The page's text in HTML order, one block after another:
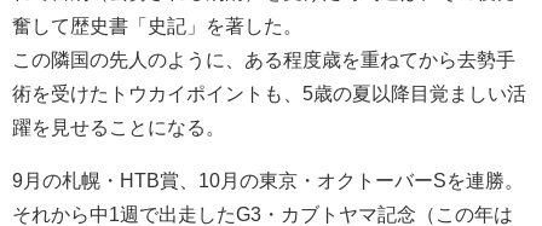
奮して歴史書「史記」を著した。
この隣国の先人のように、ある程度歳を重ねてから去勢手
術を受けたトウカイポイントも、5歳の夏以降目覚ましい活
躍を見せることになる。
9月の札幌・HTB賞、10月の東京・オクトーバーSを連勝。
それから中1週で出走したG3・カブトヤマ記念（この年は